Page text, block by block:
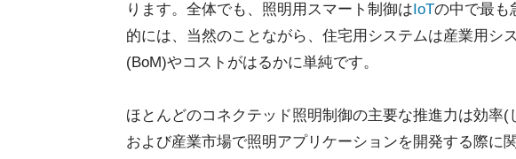
ります。全体でも、照明用スマート制御はIoTの中で最も
的には、当然のことながら、住宅用システムは産業用シ
(BoM)やコストがはるかに単純です。
ほとんどのコネクテッド照明制御の主要な推進力は効率
および産業市場で照明アプリケーションを開発する際に